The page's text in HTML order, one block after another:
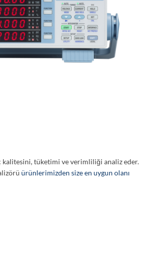
tüketimi ve verimliliği analiz eder.
ürünlerimizden size en uygun olanı